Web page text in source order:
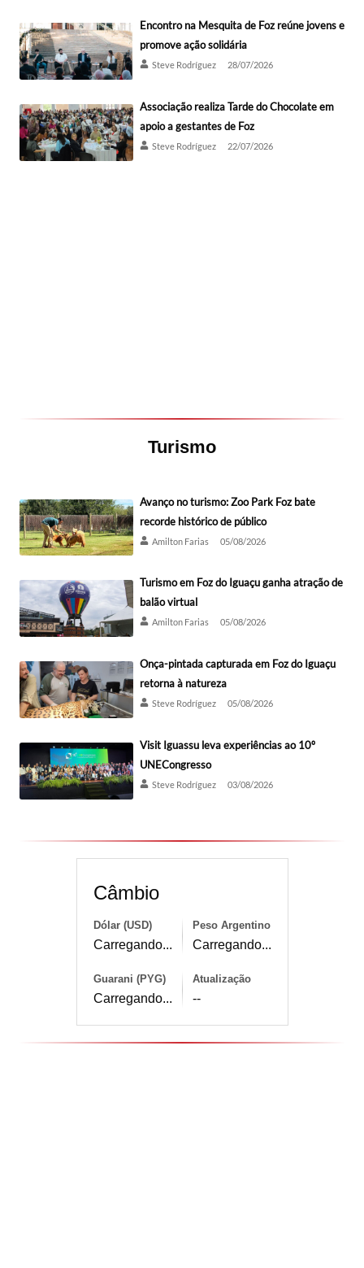
Encontro na Mesquita de Foz reúne jovens e
promove ação solidária
Steve Rodríguez 28/07/2026
Associação realiza Tarde do Chocolate em
apoio a gestantes de Foz
Steve Rodríguez 22/07/2026
Turismo
Avanço no turismo: Zoo Park Foz bate
recorde histórico de público
Amilton Farias 05/08/2026
Turismo em Foz do Iguaçu ganha atração de
balão virtual
Amilton Farias 05/08/2026
Onça-pintada capturada em Foz do Iguaçu
retorna à natureza
Steve Rodríguez 05/08/2026
Visit Iguassu leva experiências ao 10º
UNECongresso
Steve Rodríguez 03/08/2026
Câmbio
Dólar (USD)
Carregando...
Peso Argentino
Carregando...
Guarani (PYG)
Carregando...
Atualização
--